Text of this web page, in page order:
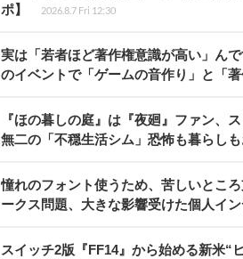
ポ】
2026.8.7 Fri 12:30
実は「若者ほど著作権意識が高い」ん
のイベントで「ゲームの音作り」と「
『ほの暮しの庭』は『夜廻』ファン、
無二の「不穏生活シム」恐怖も暮らしも
憧れのフォント使うため、苦しいとこ
ークス問題、大きな影響受けた個人イ
スイッチ2版『FF14』から始める新米